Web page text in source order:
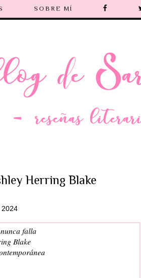
SOBRE MÍ
Herring Blake
falla
Blake